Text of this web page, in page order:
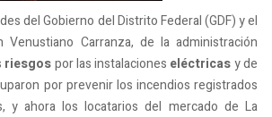
del Gobierno del Distrito Federal (GDF) y el
Venustiano Carranza, de la administración
riesgospor las instalaciones eléctricasy de
por prevenir los incendios registrados
y ahora los locatarios del mercado de La